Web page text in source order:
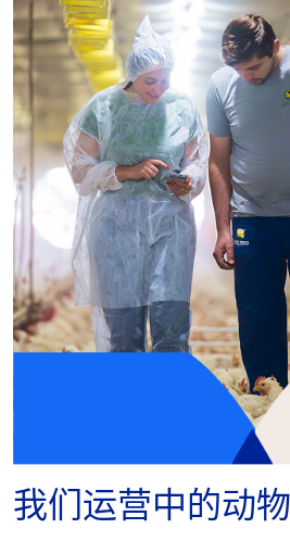
我们运营中的动